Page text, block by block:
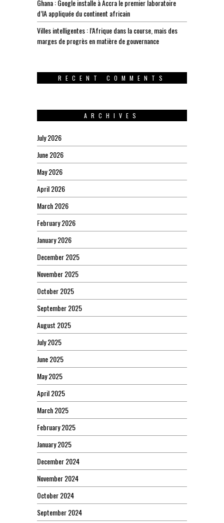
Ghana : Google installe à Accra le premier laboratoire
d’IA appliquée du continent africain
Villes intelligentes : l’Afrique dans la course, mais des
marges de progrès en matière de gouvernance
RECENT COMMENTS
ARCHIVES
July 2026
June 2026
May 2026
April 2026
March 2026
February 2026
January 2026
December 2025
November 2025
October 2025
September 2025
August 2025
July 2025
June 2025
May 2025
April 2025
March 2025
February 2025
January 2025
December 2024
November 2024
October 2024
September 2024